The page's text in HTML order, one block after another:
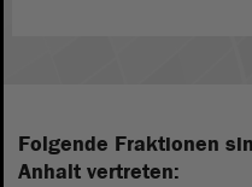
Folgende Fraktionen
Anhalt vertreten: